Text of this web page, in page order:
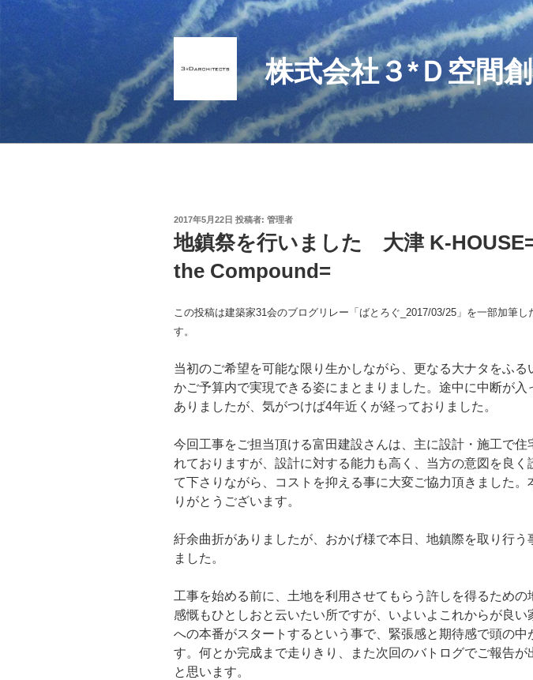
キ
株式会社３*Ｄ空間
投
稿
日:
2017年5月22日 投稿者: 管理者
地鎮祭を行いました 大津 K-
the Compound=
この投稿は建築家31会のブログリレー「ばとろぐ_2017/03/25」を一部加筆し
す。
当初のご希望を可能な限り生かしながら、更なる大ナタをふる
かご予算内で実現できる姿にまとまりました。途中に中断が入
ありましたが、気がつけば4年近くが経っておりました。
今回工事をご担当頂ける富田建設さんは、主に設計・施工で住
れておりますが、設計に対する能力も高く、当方の意図を良く
て下さりながら、コストを抑える事に大変ご協力頂きました。
りがとうございます。
紆余曲折がありましたが、おかげ様で本日、地鎮際を取り行う
ました。
工事を始める前に、土地を利用させてもらう許しを得るための
感慨もひとしおと云いたい所ですが、いよいよこれからが良い
への本番がスタートするという事で、緊張感と期待感で頭の中
す。何とか完成まで走りきり、また次回のバトログでご報告が
と思います。